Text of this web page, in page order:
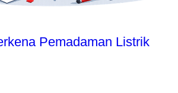
Pemadaman Listrik